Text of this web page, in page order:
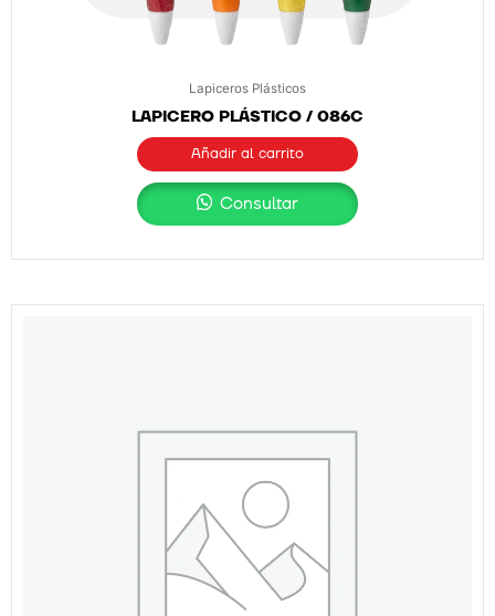
Lapiceros Plásticos
LAPICERO PLÁSTICO / 086C
Añadir al carrito
Consultar